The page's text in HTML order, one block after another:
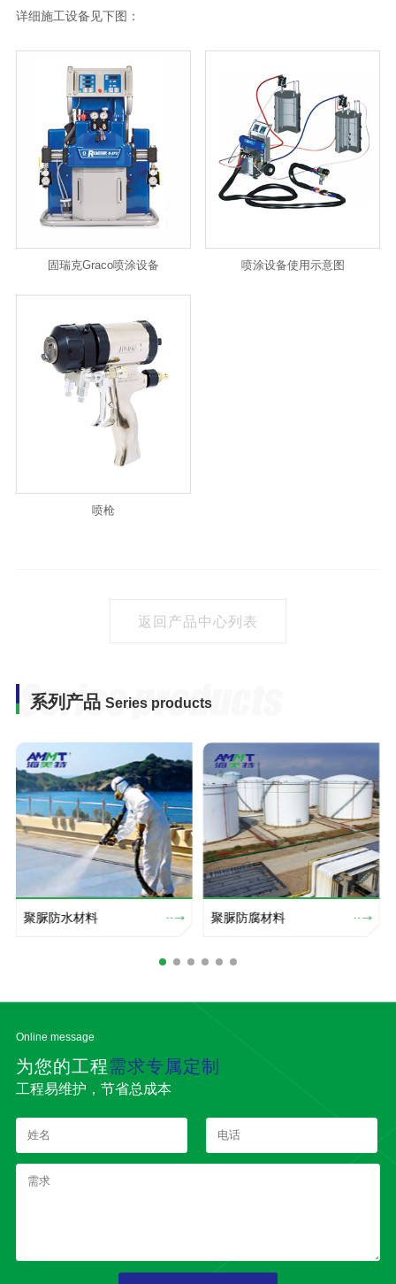
详细施工设备见下图：
固瑞克Graco喷涂设备 喷涂设备使用示意图
喷枪
返回产品中心列表
系列产品 Series products
聚脲防水材料 聚脲防腐材料
Online message
为您的工程需求专属定制
工程易维护，节省总成本